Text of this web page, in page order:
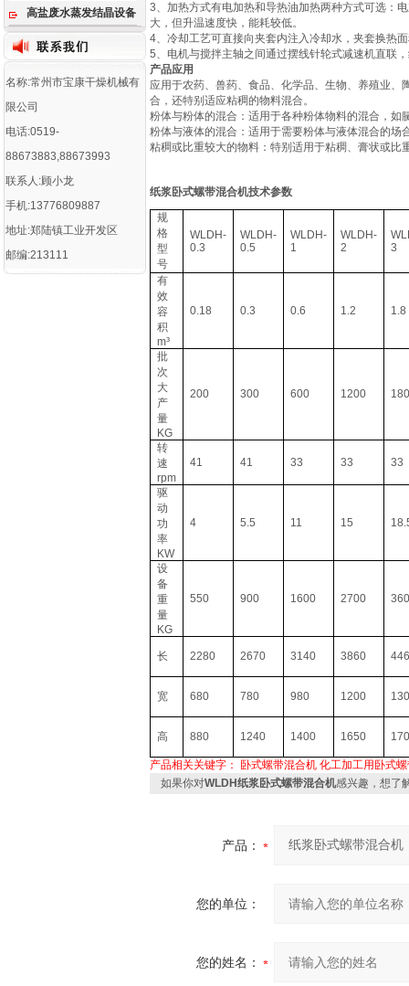
高盐废水蒸发结晶设备
名称:常州市宝康干燥机械有
限公司
电话:0519-
88673883,88673993
联系人:顾小龙
手机:13776809887
地址:郑陆镇工业开发区
邮编:213111
3、加热方式有电加热和导热油加热两种方式可选：
大，但升温速度快，能耗较低。
4、冷却工艺可直接向夹套内注入冷却水，夹套换热
5、电机与搅拌主轴之间通过摆线针轮式减速机直联
产品应用
应用于农药、兽药、食品、化学品、生物、养殖业
合，还特别适应粘稠的物料混合。
粉体与粉体的混合‌：适用于各种粉体物料的混合，如
粉体与液体的混合‌：适用于需要粉体与液体混合的场
粘稠或比重较大的物料‌：特别适用于粘稠、膏状或
纸浆卧式螺带混合机技术参数
规
格
型
号
WLDH-
0.3
WLDH-
0.5
WLDH-
1
WLDH-
2
3
有
效
容
积
m³
0.18 0.3 0.6 1.2 1.8
批
次
大
产
量
KG
200 300 600 1200
转
速
rpm
41 41 33 33 33
驱
动
功
率
KW
4 5.5 11 15
设
备
重
量
KG
550 900 1600 2700
长 2280 2670 3140 3860
宽 680 780 980 1200
高 880 1240 1400 1650
产品相关关键字： 卧式螺带混合机 化工加工用卧式
如果你对WLDH纸浆卧式螺带混合机感兴趣，想了
产品：
您的单位：
您的姓名：